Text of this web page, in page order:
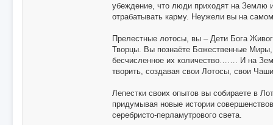
убеждение, что люди приходят на Землю
отрабатывать карму. Неужели вы на
Прелестные лотосы, вы – Дети Бога
Творцы. Вы познаёте Божественные
бесчисленное их количество……. И на
творить, создавая свои Лотосы, свои
Лепестки своих опытов вы собираете в
придумывая новые истории
серебристо-перламутрового света.